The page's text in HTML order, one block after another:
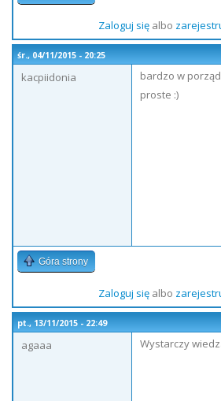
Zaloguj sięalbo
śr., 04/11/2015 - 20:25
kacpiidonia
bardzo w
proste :)
Góra strony
Zaloguj sięalbo
pt., 13/11/2015 - 22:49
agaaa
Wystarczy